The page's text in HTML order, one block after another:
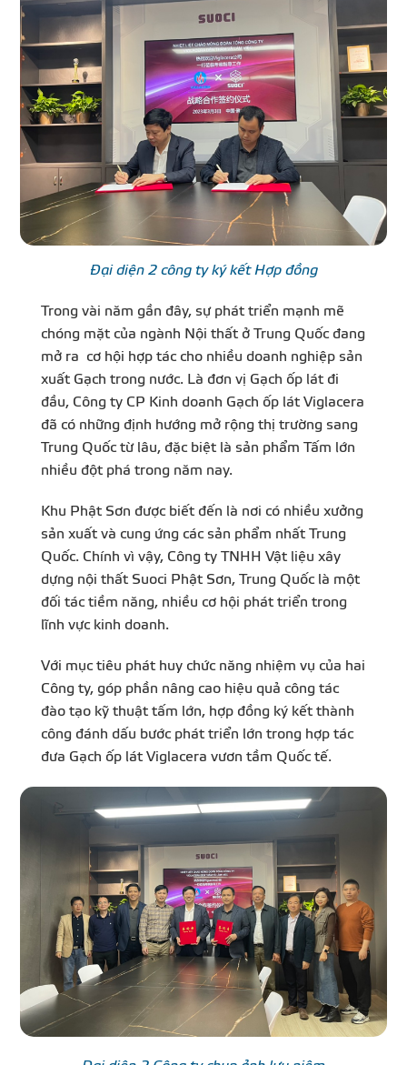
Đại diện 2 công ty ký kết Hợp đồng
Trong vài năm gần đây, sự phát triển mạnh mẽ
chóng mặt của ngành Nội thất ở Trung Quốc đang
mở ra cơ hội hợp tác cho nhiều doanh nghiệp sản
xuất Gạch trong nước. Là đơn vị Gạch ốp lát đi
đầu, Công ty CP Kinh doanh Gạch ốp lát Viglacera
đã có những định hướng mở rộng thị trường sang
Trung Quốc từ lâu, đặc biệt là sản phẩm Tấm lớn
nhiều đột phá trong năm nay.
Khu Phật Sơn được biết đến là nơi có nhiều xưởng
sản xuất và cung ứng các sản phẩm nhất Trung
Quốc. Chính vì vậy, Công ty TNHH Vật liệu xây
dựng nội thất Suoci Phật Sơn, Trung Quốc là một
đối tác tiềm năng, nhiều cơ hội phát triển trong
lĩnh vực kinh doanh.
Với mục tiêu phát huy chức năng nhiệm vụ của hai
Công ty, góp phần nâng cao hiệu quả công tác
đào tạo kỹ thuật tấm lớn, hợp đồng ký kết thành
công đánh dấu bước phát triển lớn trong hợp tác
đưa Gạch ốp lát Viglacera vươn tầm Quốc tế.